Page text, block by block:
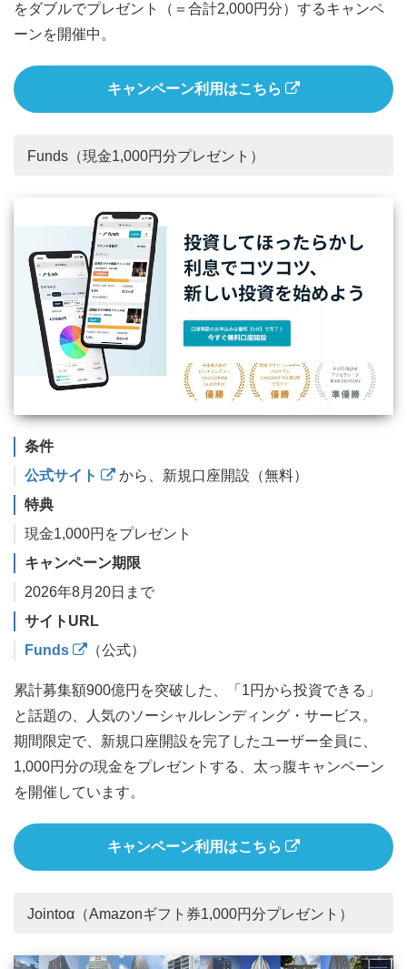
をダブルでプレゼント（＝合計2,000円分）するキャンペ
ーンを開催中。
キャンペーン利用はこちら
Funds（現金1,000円分プレゼント）
条件
公式サイト
から、新規口座開設（無料）
特典
現金1,000円をプレゼント
キャンペーン期限
2026年8月20日まで
サイトURL
Funds
（公式）
累計募集額900億円を突破した、「1円から投資できる」
と話題の、人気のソーシャルレンディング・サービス。
期間限定で、新規口座開設を完了したユーザー全員に、
1,000円分の現金をプレゼントする、太っ腹キャンペーン
を開催しています。
キャンペーン利用はこちら
Jointoα（Amazonギフト券1,000円分プレゼント）